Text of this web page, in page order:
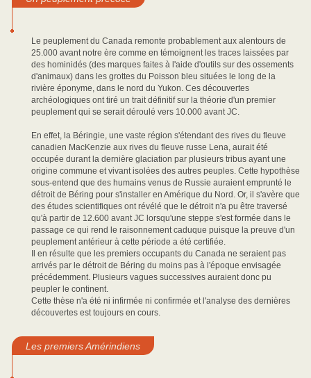
Le peuplement du Canada remonte probablement aux alentours de
25.000 avant notre ère comme en témoignent les traces laissées par
des hominidés (des marques faites à l'aide d'outils sur des ossements
d'animaux) dans les grottes du Poisson bleu situées le long de la
rivière éponyme, dans le nord du Yukon. Ces découvertes
archéologiques ont tiré un trait définitif sur la théorie d'un premier
peuplement qui se serait déroulé vers 10.000 avant JC.
En effet, la Béringie, une vaste région s'étendant des rives du fleuve
canadien MacKenzie aux rives du fleuve russe Lena, aurait été
occupée durant la dernière glaciation par plusieurs tribus ayant une
origine commune et vivant isolées des autres peuples. Cette hypothèse
sous-entend que des humains venus de Russie auraient emprunté le
détroit de Béring pour s'installer en Amérique du Nord. Or, il s'avère que
des études scientifiques ont révélé que le détroit n'a pu être traversé
qu'à partir de 12.600 avant JC lorsqu'une steppe s'est formée dans le
passage ce qui rend le raisonnement caduque puisque la preuve d'un
peuplement antérieur à cette période a été certifiée.
Il en résulte que les premiers occupants du Canada ne seraient pas
arrivés par le détroit de Béring du moins pas à l'époque envisagée
précédemment. Plusieurs vagues successives auraient donc pu
peupler le continent.
Cette thèse n'a été ni infirmée ni confirmée et l'analyse des dernières
découvertes est toujours en cours.
Les premiers Amérindiens